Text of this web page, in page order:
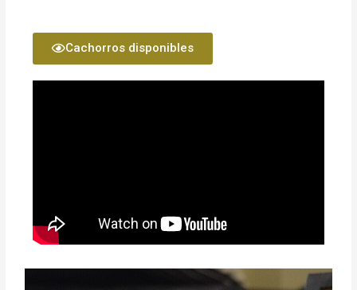
Cachorros disponibles